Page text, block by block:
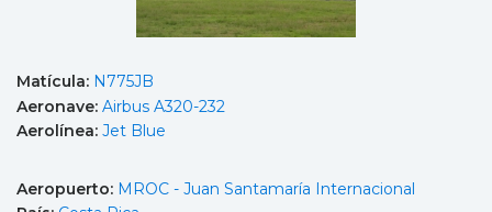
Matícula: N775JB
Aeronave: Airbus A320-232
Aerolínea: Jet Blue
Aeropuerto: MROC - Juan Santamaría Internacional